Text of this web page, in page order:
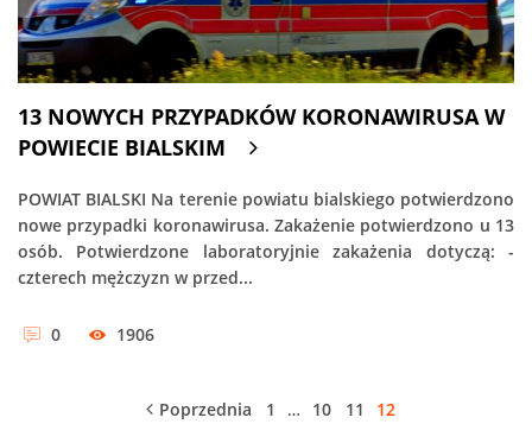
13 NOWYCH PRZYPADKÓW KORONAWIRUSA W
POWIECIE BIALSKIM
POWIAT BIALSKI Na terenie powiatu bialskiego potwierdzono
nowe przypadki koronawirusa. Zakażenie potwierdzono u 13
osób. Potwierdzone laboratoryjnie zakażenia dotyczą: -
czterech mężczyzn w przed...
0 1906
Poprzednia 1 … 10 11 12